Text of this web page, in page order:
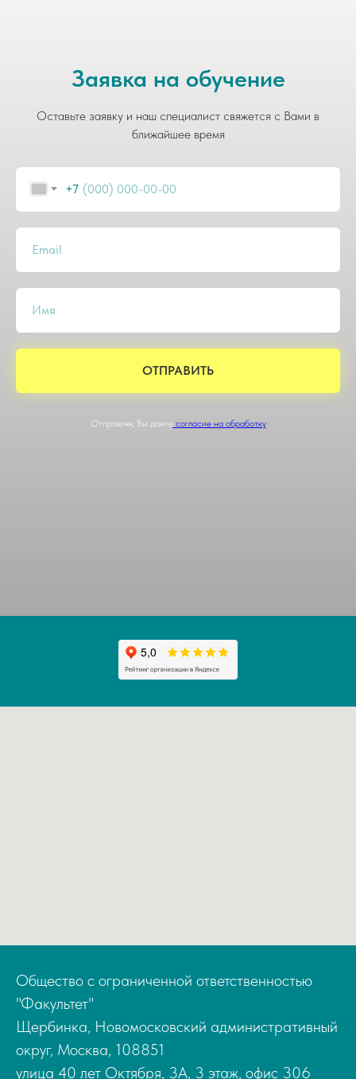
Заявка на обучение
Оставьте заявку и наш специалист свяжется с Вами в
ближайшее время
+7
Email
Имя
ОТПРАВИТЬ
Отправляя, Вы даетесогласие на обработку
Общество с ограниченной ответственностью
"Факультет"
Щербинка, Новомосковский административный
округ, Москва, 108851
улица 40 лет Октября, 3А, 3 этаж, офис 306